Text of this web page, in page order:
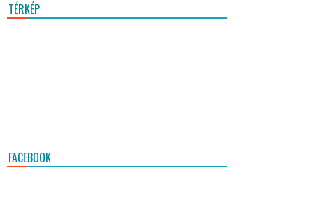
TÉRKÉP
FACEBOOK